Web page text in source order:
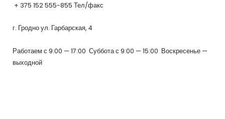
+ 375 152 555-855 Тел/факс
г. Гродно ул. Гарбарская, 4
Работаем с 9:00 — 17:00 Суббота с 9:00 — 15:00 Воскресенье —
выходной